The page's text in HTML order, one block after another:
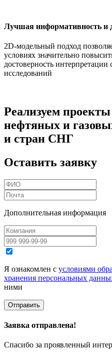
Лучшая информативность и
2D-модельный подход
условиях значительно
достоверность интерпретации
исследований
Реализуем
нефтяных и
и стран СНГ
Оставить заявку
Дополнительная информация
Я ознакомлен с условиями
хранения персональных
ними
Заявка отправлена!
Спасибо за проявленный